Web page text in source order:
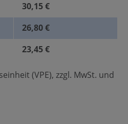
30,15 €
26,80 €
23,45 €
(VPE), zzgl. MwSt. und